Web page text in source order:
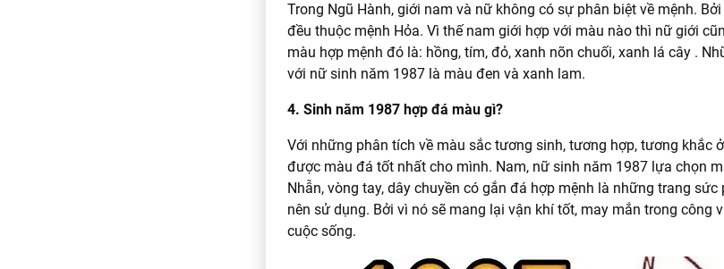
Trong Ngũ Hành, giới nam và nữ không có sự phân biệt về mệnh.
đều thuộc mệnh Hỏa. Vì thế nam giới hợp với màu nào thì nữ giới
màu hợp mệnh đó là: hồng, tím, đỏ, xanh nõn chuối, xanh lá cây .
với nữ sinh năm 1987 là màu đen và xanh lam.
4. Sinh năm 1987 hợp đá màu gì?
Với những phân tích về màu sắc tương sinh, tương hợp, tương khắc
được màu đá tốt nhất cho mình. Nam, nữ sinh năm 1987 lựa chọn
Nhẫn, vòng tay, dây chuyền có gắn đá hợp mệnh là những trang
nên sử dụng. Bởi vì nó sẽ mang lại vận khí tốt, may mắn trong công
cuộc sống.